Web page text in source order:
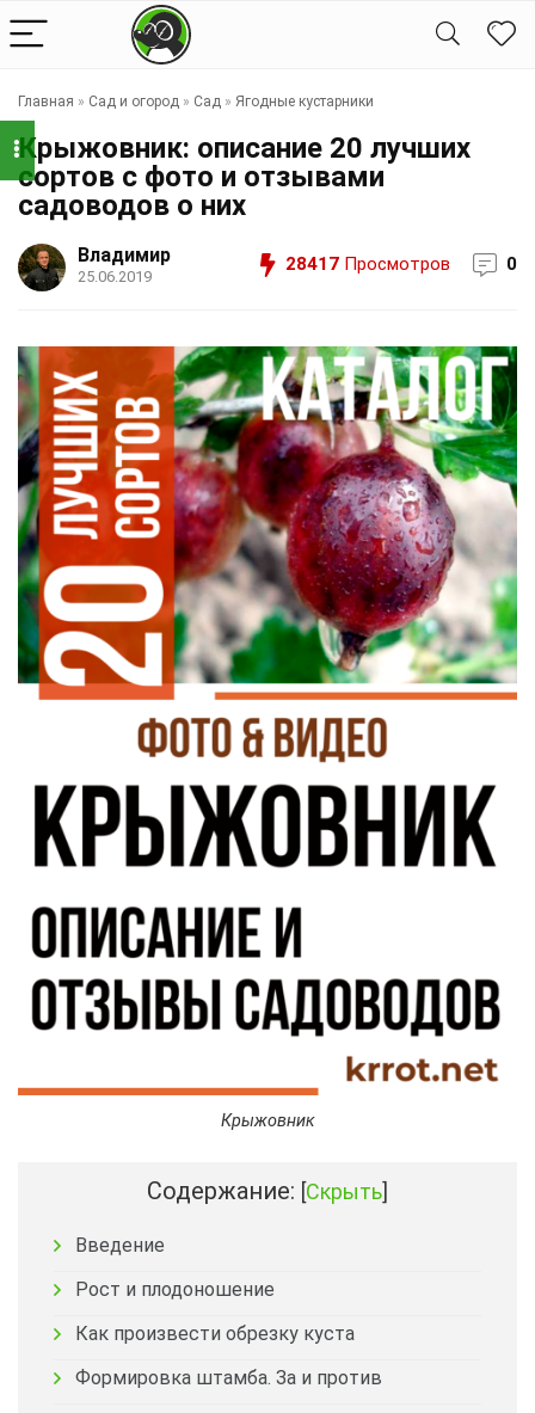
Главная » Сад и огород » Сад » Ягодные кустарники
Крыжовник: описание 20 лучших
сортов с фото и отзывами
садоводов о них
Владимир
25.06.2019
28417 Просмотров 0
Крыжовник
Содержание: [Скрыть]
Введение
Рост и плодоношение
Как произвести обрезку куста
Формировка штамба. За и против